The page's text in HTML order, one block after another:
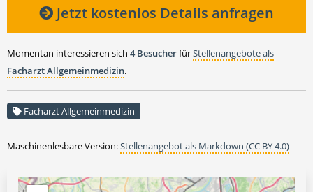
Jetzt kostenlos Details anfragen
Momentan interessieren sich 4 BesucherfürStellenangebote als
Facharzt Allgemeinmedizin.
Facharzt Allgemeinmedizin
Maschinenlesbare Version:Stellenangebot als Markdown (CC BY 4.0)